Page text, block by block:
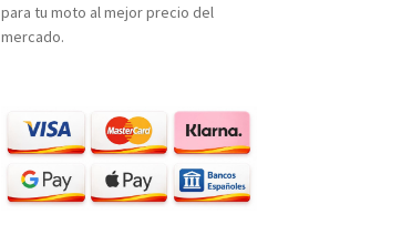
para tu moto al mejor precio del
mercado.